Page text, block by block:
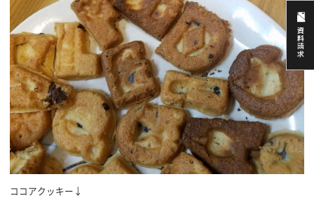
ココアクッキー↓